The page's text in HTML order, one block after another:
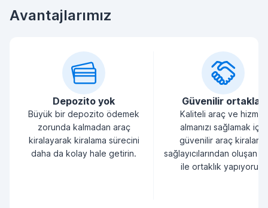
Avantajlarımız
Depozito yok
Büyük bir depozito ödemek
zorunda kalmadan araç
kiralayarak kiralama sürecini
daha da kolay hale getirin.
Güvenilir ortaklar
Kaliteli araç ve hizmet
almanızı sağlamak için
güvenilir araç kiralama
sağlayıcılarından oluşan
ile ortaklık yapıyoruz.